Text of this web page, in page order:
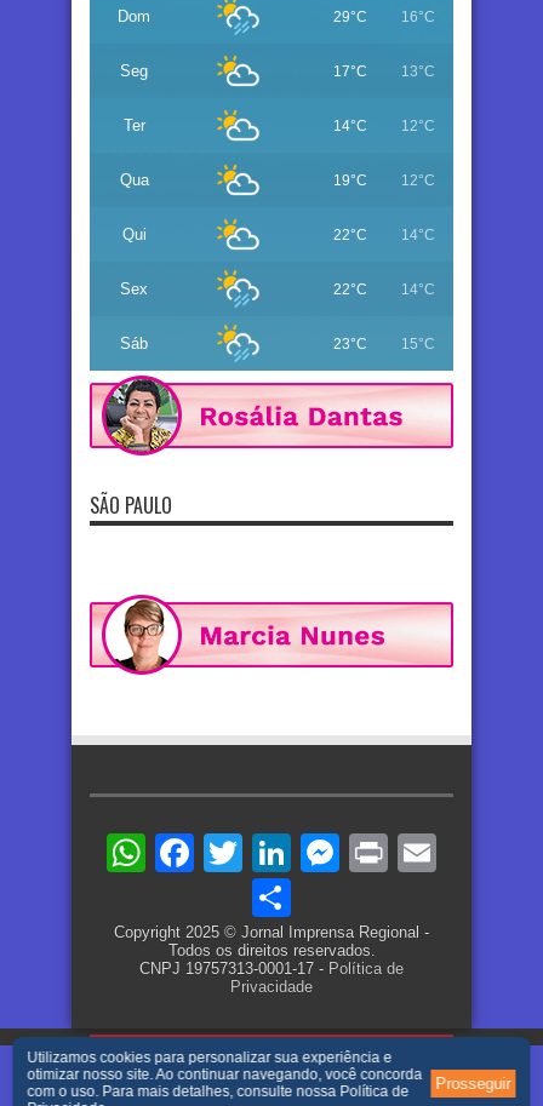
Dom 29°C 16°C
Seg 17°C 13°C
Ter 14°C 12°C
Qua 19°C 12°C
Qui 22°C 14°C
Sex 22°C 14°C
Sáb 23°C 15°C
SÃO PAULO
WhatsApp
Facebook
TwitterLinkedIn
Messenger
Print
Copyright 2025 © Jornal Imprensa Regional -
Todos os direitos reservados.
CNPJ 19757313-0001-17 - Política de
Privacidade
Utilizamos cookies para personalizar sua experiência e
otimizar nosso site. Ao continuar navegando, você concorda
com o uso. Para mais detalhes, consulte nossa Política de
Prosseguir